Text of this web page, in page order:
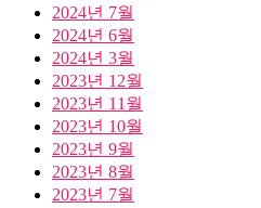
2024년 7월
2024년 6월
2024년 3월
2023년 12월
2023년 11월
2023년 10월
2023년 9월
2023년 8월
2023년 7월